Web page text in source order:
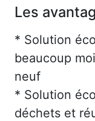
Les
* Solution
beaucoup
neuf
* Solution
déchets et